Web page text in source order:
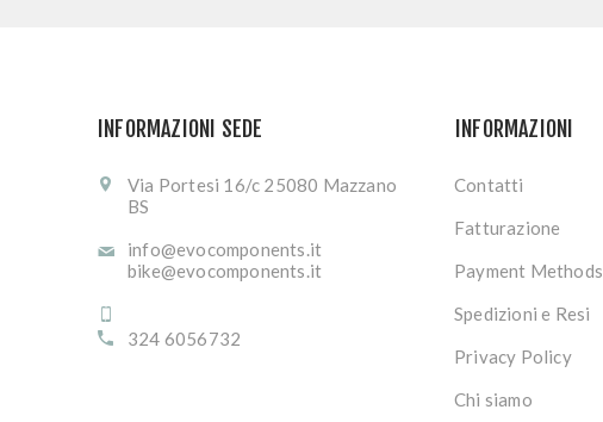
INFORMAZIONI SEDE
Via Portesi 16/c 25080 Mazzano
BS
info@evocomponents.it
bike@evocomponents.it
324 6056732
INFORMAZIONI
Contatti
Fatturazione
Payment Methods
Spedizioni e Resi
Privacy Policy
Chi siamo